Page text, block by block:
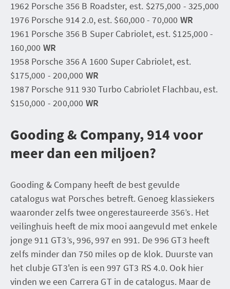
1962 Porsche 356 B Roadster, est. $275,000 - 325,000
1976 Porsche 914 2.0, est. $60,000 - 70,000 WR
1961 Porsche 356 B Super Cabriolet, est. $125,000 -
160,000 WR
1958 Porsche 356 A 1600 Super Cabriolet, est.
$175,000 - 200,000 WR
1987 Porsche 911 930 Turbo Cabriolet Flachbau, est.
$150,000 - 200,000 WR
Gooding & Company, 914 voor
meer dan een miljoen?
Gooding & Company heeft de best gevulde
catalogus wat Porsches betreft. Genoeg klassiekers
waaronder zelfs twee ongerestaureerde 356’s. Het
veilinghuis heeft de mix mooi aangevuld met enkele
jonge 911 GT3’s, 996, 997 en 991. De 996 GT3 heeft
zelfs minder dan 750 miles op de klok. Duurste van
het clubje GT3'en is een 997 GT3 RS 4.0. Ook hier
vinden we een Carrera GT in de catalogus. Maar de